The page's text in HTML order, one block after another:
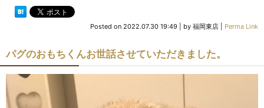
Posted on 2022.07.30 19:49 by 福岡東店 Perma Link
パグのおもちくんお世話させていただきました。